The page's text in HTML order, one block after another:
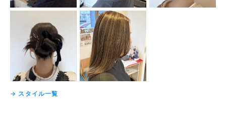
→ スタイル一覧